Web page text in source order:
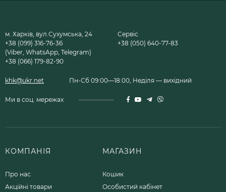
м. Харків, вул.Сухумська, 24
+38 (099) 316-76-36
(Viber, WhatsApp, Telegram)
+38 (066) 179-82-90
Сервіс
+38 (050) 640-77-83
khk@ukr.net Пн-Сб 09:00—18:00, Неділя — вихідний
Ми в соц. мережах
КОМПАНІЯ
Про нас
Акційні товари
МАГАЗИН
Кошик
Особистий кабінет